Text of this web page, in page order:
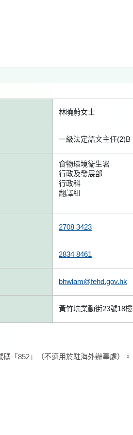
林曉蔚女士
一級法定語文主任(2)B
食物環境衞生署
行政及發展部
行政科
翻譯組
2708 3423
2834 8461
bhwlam@fehd.gov.hk
黃竹坑業勤街23號18樓
「852」（不適用於駐海外辦事處）。